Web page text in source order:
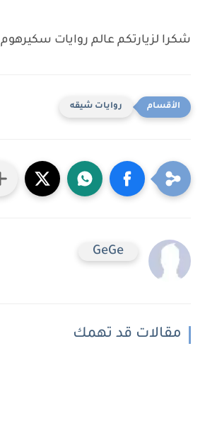
شكرا لزيارتكم عالم روايات سكيرهوم
روايات شيقه
GeGe
مقالات قد تهمك